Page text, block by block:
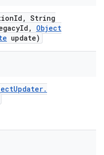
Id , String
Id ,
Object
update)
Updater.